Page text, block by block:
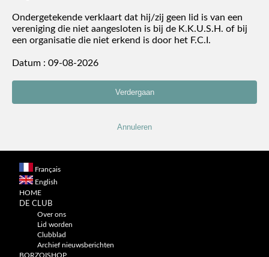
Ondergetekende verklaart dat hij/zij geen lid is van een
vereniging die niet aangesloten is bij de K.K.U.S.H. of bij
een organisatie die niet erkend is door het F.C.I.
Datum : 09-08-2026
Français
English
HOME
DE CLUB
Over ons
Lid worden
Clubblad
Archief nieuwsberichten
BORZOISHOP